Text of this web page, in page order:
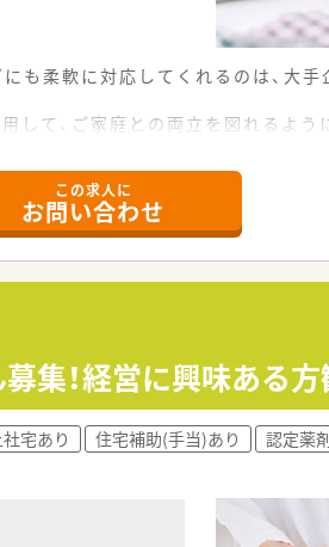
も柔軟に対応してくれるのは、大
て、ご家庭との両立を図れるよう
切り替えもご相談可。
この求人に
お問い合わせ
集！経営に興味ある
社宅あり 住宅補助(手当)あり 認定薬